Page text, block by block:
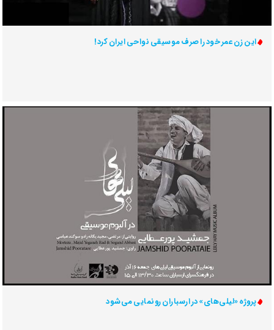
این زن عمر خود را صرف موسیقی نواحی ایران کرد!
پروژه «لیلی‌های» در ارسباران رونمایی می‌شود